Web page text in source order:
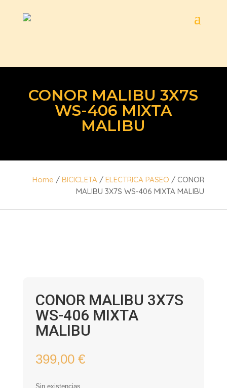
CONOR MALIBU 3X7S
WS-406 MIXTA
MALIBU
Home /BICICLETA /ELECTRICA PASEO / CONOR
MALIBU 3X7S WS-406 MIXTA MALIBU
CONOR MALIBU 3X7S
WS-406 MIXTA
MALIBU
399,00 €
Sin existencias